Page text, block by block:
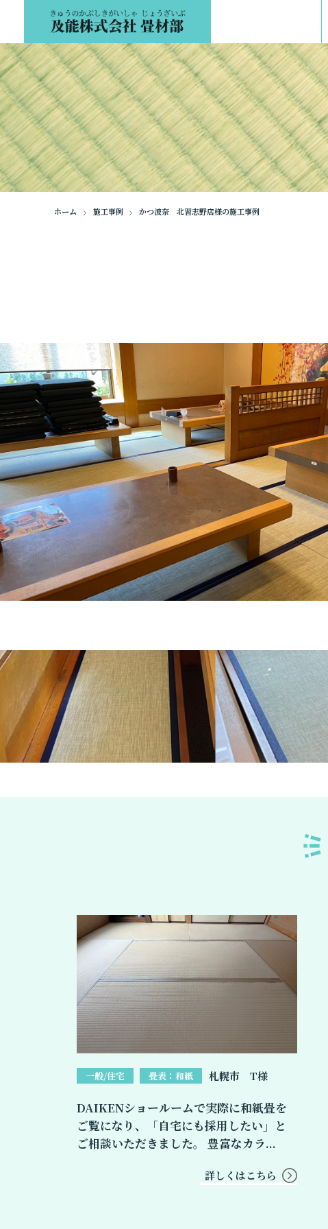
ホーム 施工事例 かつ波奈 北習志野店様の施工事例
一般/住宅 畳表：和紙 札幌市 T様
DAIKENショールームで実際に和紙畳を
ご覧になり、「自宅にも採用したい」と
ご相談いただきました。 豊富なカラ...
詳しくはこちら